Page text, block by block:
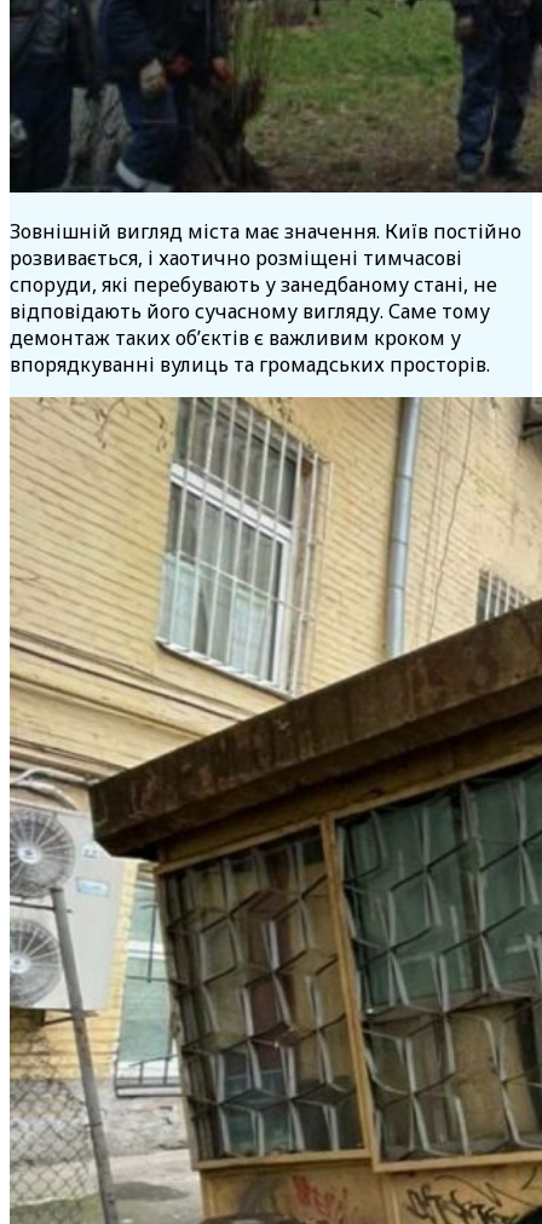
Зовнішній вигляд міста має значення. Київ постійно
розвивається, і хаотично розміщені тимчасові
споруди, які перебувають у занедбаному стані, не
відповідають його сучасному вигляду. Саме тому
демонтаж таких об’єктів є важливим кроком у
впорядкуванні вулиць та громадських просторів.